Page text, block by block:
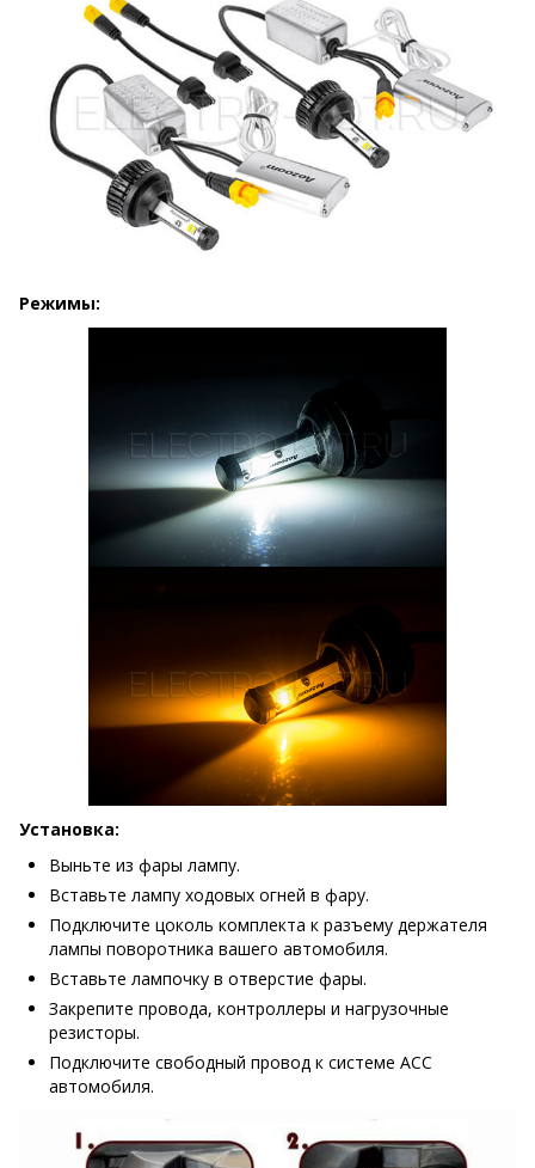
Режимы:
Установка:
Выньте из фары лампу.
Вставьте лампу ходовых огней в фару.
Подключите цоколь комплекта к разъему держателя
лампы поворотника вашего автомобиля.
Вставьте лампочку в отверстие фары.
Закрепите провода, контроллеры и нагрузочные
резисторы.
Подключите свободный провод к системе АСС
автомобиля.